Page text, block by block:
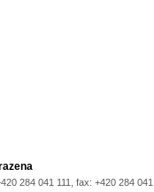
284 041 111, fax: +420 284